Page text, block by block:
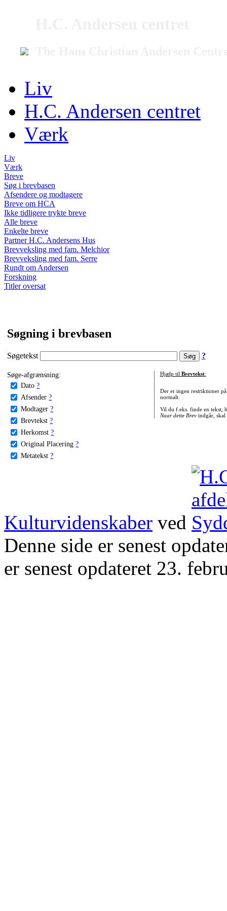
Liv
H.C. Andersen centret
Værk
Liv
Værk
Breve
Søg i brevbasen
Afsendere og modtagere
Breve om HCA
Ikke tidligere trykte breve
Alle breve
Enkelte breve
Partner H.C. Andersens Hus
Brevveksling med fam. Melchior
Brevveksling med fam. Serre
Rundt om Andersen
Forskning
Titler oversat
Søgning i brevbasen
Søgetekst ?
Søge-afgrænsning:
Dato ?
Afsender ?
Modtager ?
Brevtekst ?
Herkomst ?
Original Placering ?
Metatekst ?
Hjælp til Brevtekst:
Der er ingen restriktioner
normalt.
Vil du f.eks. finde en tekst,
Naar dette Brevindgår, skal
Kulturvidenskaber ved
Denne side er senest
er senest opdateret 23.